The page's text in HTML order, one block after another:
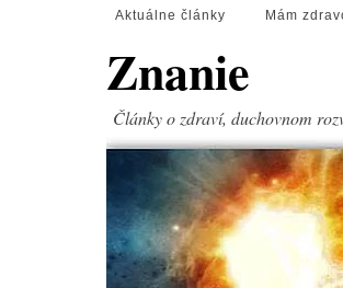
Aktuálne články Mám
Znanie
Články o zdraví, duchovnom